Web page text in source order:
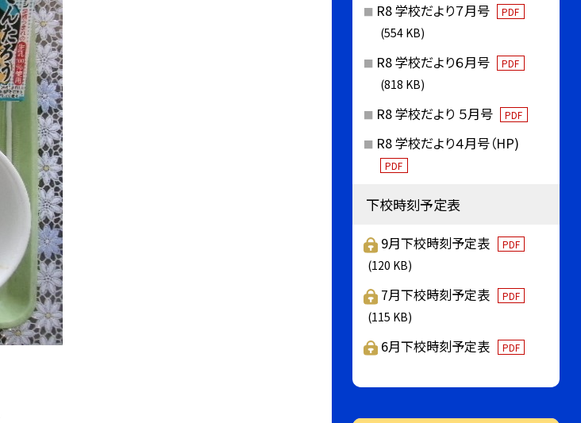
R8 学校だより７月号 PDF
(554 KB)
R8 学校だより６月号 PDF
(818 KB)
R8 学校だより ５月号 PDF
R8 学校だより４月号（HP)
PDF
下校時刻予定表
9月下校時刻予定表 PDF
(120 KB)
7月下校時刻予定表 PDF
(115 KB)
6月下校時刻予定表 PDF